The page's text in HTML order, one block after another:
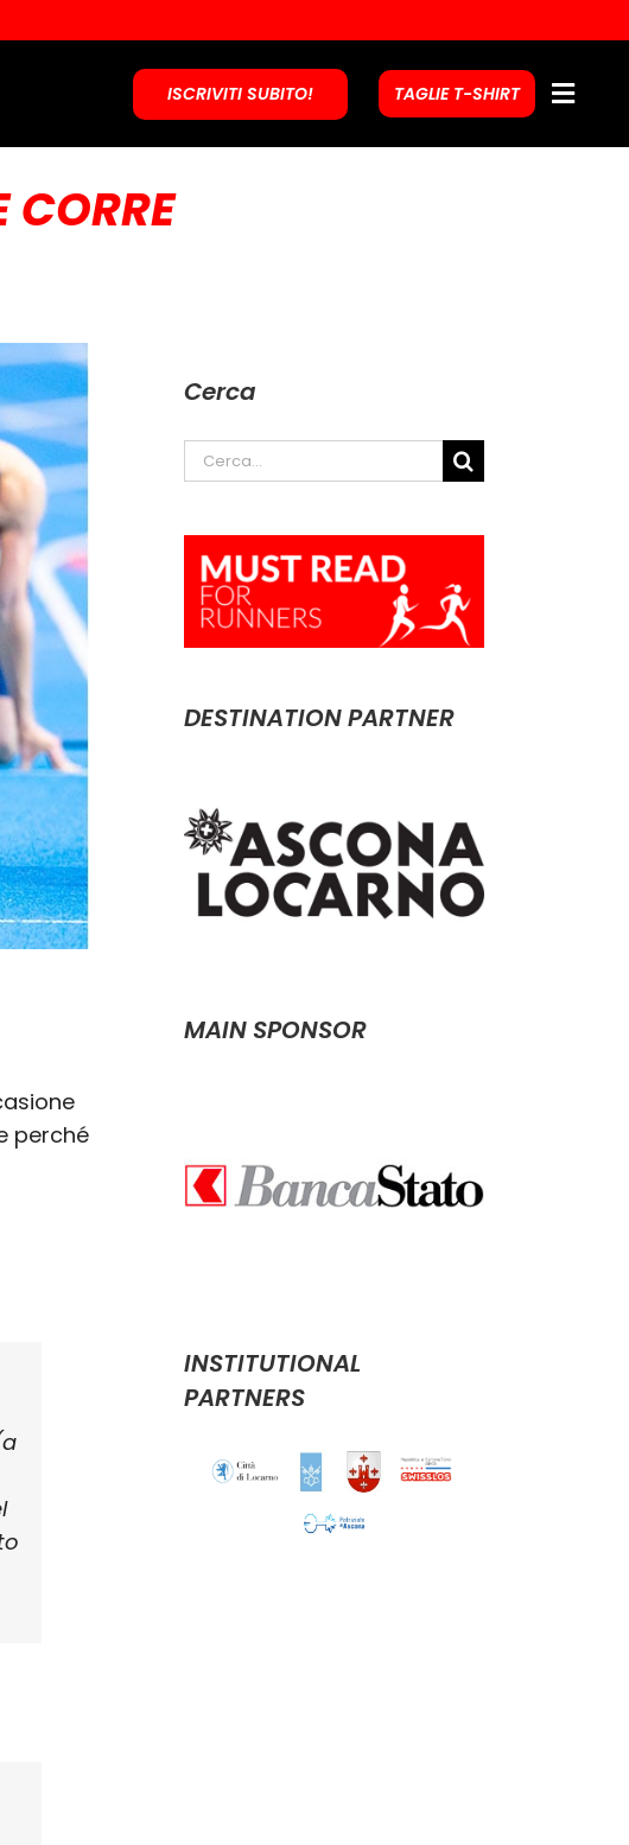
ISCRIVITI SUBITO! TAGLIE T-SHIRT
CORRE
perché
Cerca
Cerca
per:
DESTINATION PARTNER
MAIN SPONSOR
INSTITUTIONAL
PARTNERS